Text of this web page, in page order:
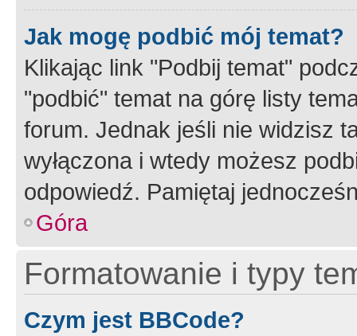
Jak mogę podbić mój temat?
Klikając link "Podbij temat"
"podbić" temat na górę listy
forum. Jednak jeśli nie widzisz
wyłączona i wtedy możesz
odpowiedź. Pamiętaj
Góra
Formatowanie i typy
Czym jest BBCode?